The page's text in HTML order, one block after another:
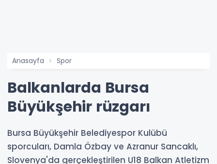
Anasayfa Spor
Balkanlarda Bursa
Büyükşehir rüzgarı
Bursa Büyükşehir Belediyespor Kulübü
sporcuları, Damla Özbay ve Azranur Sancaklı,
Slovenya'da gerçekleştirilen U18 Balkan Atletizm